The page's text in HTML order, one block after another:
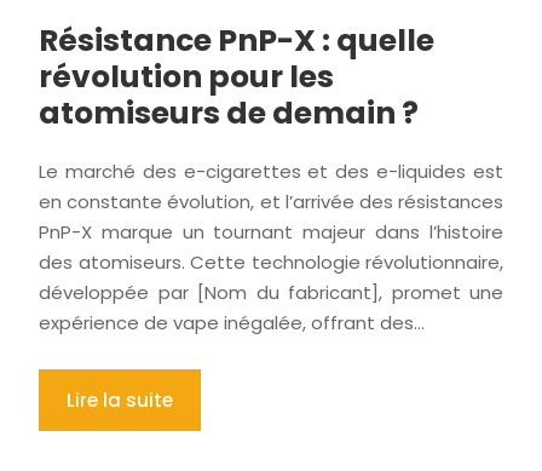
Résistance PnP-X : quelle
révolution pour les
atomiseurs de demain ?
Le marché des e-cigarettes et des e-liquides est
en constante évolution, et l’arrivée des résistances
PnP-X marque un tournant majeur dans l’histoire
des atomiseurs. Cette technologie révolutionnaire,
développée par [Nom du fabricant], promet une
expérience de vape inégalée, offrant des…
Lire la suite